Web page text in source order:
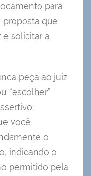
para
que
solicitar a
peça ao juiz
“escolher”
você
o
indicando o
permitido pela